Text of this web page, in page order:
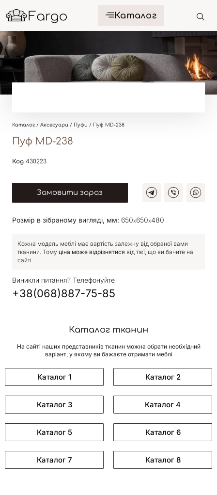
Каталог
Каталог / Аксесуари / Пуфи / Пуф MD-238
Пуф MD-238
Код 430223
Замовити зараз
Розмір в зібраному вигляді, мм: 650х650х480
Кожна модель меблі має вартість залежну від обраної вами
тканини. Тому ціна може відрізнятися від тієї, що ви бачите на
сайті.
Виникли питання? Телефонуйте
+38(068)887-75-85
Каталог тканин
На сайті наших представників тканин можна обрати необхідний
варіант, у якому ви бажаєте отримати меблі
Каталог 1 Каталог 2
Каталог 3 Каталог 4
Каталог 5 Каталог 6
Каталог 7 Каталог 8